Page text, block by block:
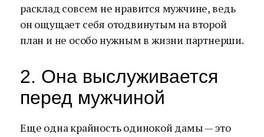
расклад совсем не нравится мужчине, ведь
он ощущает себя отодвинутым на второй
план и не особо нужным в жизни партнерши.
2. Она выслуживается
перед мужчиной
Еще одна крайность одинокой дамы — это